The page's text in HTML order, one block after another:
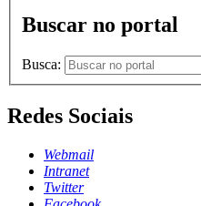
Buscar no portal
Busca:
Redes Sociais
Webmail
Intranet
Twitter